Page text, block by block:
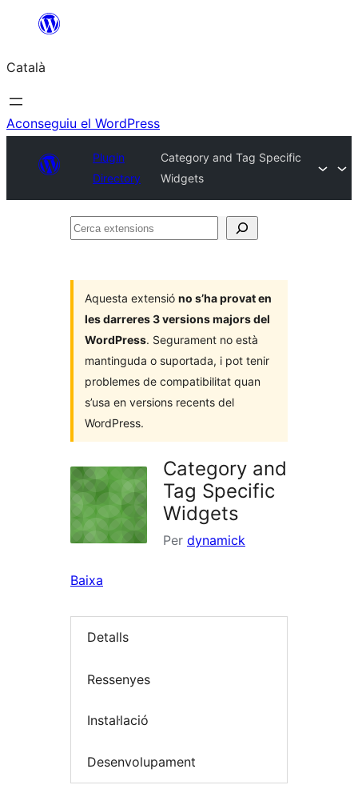
contingut
Català
Aconseguiu el WordPress
Plugin
Directory
Category and Tag Specific
Widgets
Cerca
Aquesta extensió no s’ha provat en
les darreres 3 versions majors del
WordPress. Segurament no està
mantinguda o suportada, i pot tenir
problemes de compatibilitat quan
s’usa en versions recents del
WordPress.
Category and
Tag Specific
Widgets
Per dynamick
Baixa
Detalls
Ressenyes
Instal·lació
Desenvolupament